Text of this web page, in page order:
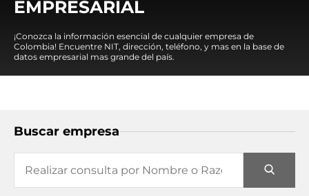
EMPRESARIAL
¡Conozca la información esencial de cualquier empresa de
Colombia! Encuentre NIT, dirección, teléfono, y mas en la base de
datos empresarial mas grande del país.
Buscar empresa